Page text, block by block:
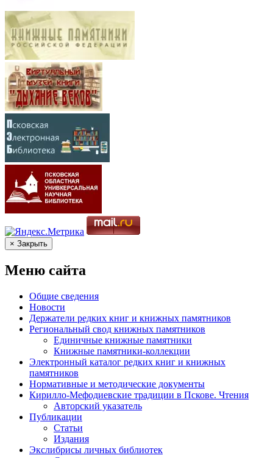
× Закрыть
Меню сайта
Общие сведения
Новости
Держатели редких книг и книжных памятников
Региональный свод книжных памятников
Единичные книжные памятники
Книжные памятники-коллекции
Электронный каталог редких книг и книжных
памятников
Нормативные и методические документы
Кирилло-Мефодиевские традиции в Пскове. Чтения
Авторский указатель
Публикации
Статьи
Издания
Экслибрисы личных библиотек